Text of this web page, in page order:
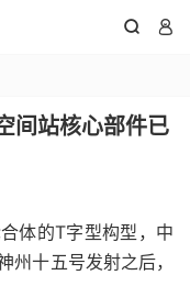
 
间站核心部件已
体的T字型构型，中
州十五号发射之后，